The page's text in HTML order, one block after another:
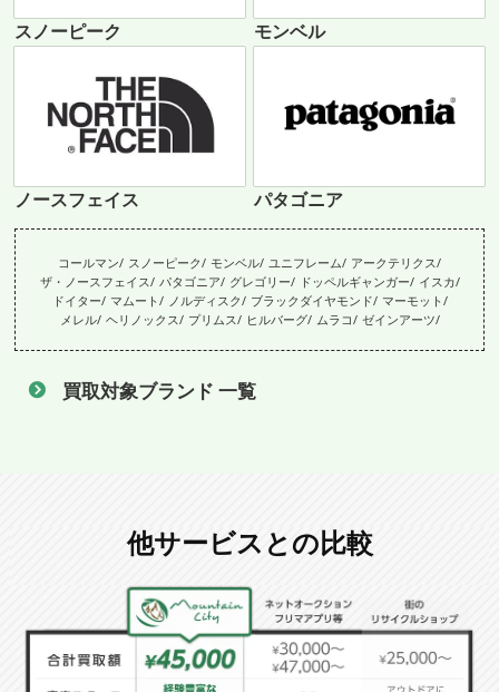
スノーピーク モンベル
ノースフェイス パタゴニア
コールマン スノーピーク モンベル ユニフレーム
アークテリクス
ザ・ノースフェイス パタゴニア グレゴリー ドッペルギャンガー
イスカ
ドイター
マムート ノルディスク ブラックダイヤモンド
マーモット
メレル ヘリノックス プリムス ヒルバーグ ムラコ ゼインアーツ
買取対象ブランド 一覧
他サービスとの比較